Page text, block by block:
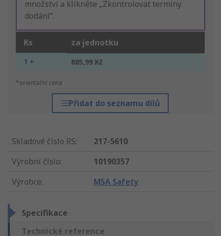
množství a klikněte „Zkontrolovat termíny
dodání“.
Ks za jednotku
1 + 885,99 Kč
*orientační cena
Přidat do seznamu dílů
Skladové číslo RS:
217-5610
Výrobní číslo:
10190357
Výrobce: MSA Safety
Specifikace
Technické reference